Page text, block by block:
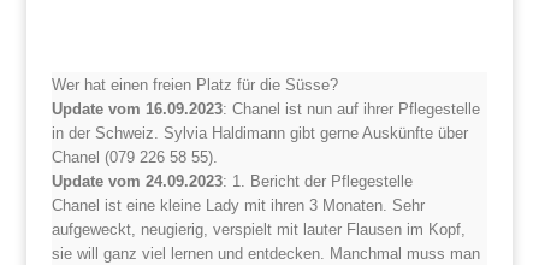
Wer hat einen freien Platz für die Süsse?
Update vom 16.09.2023: Chanel ist nun auf ihrer Pflegestelle
in der Schweiz. Sylvia Haldimann gibt gerne Auskünfte über
Chanel (079 226 58 55).
Update vom 24.09.2023: 1. Bericht der Pflegestelle
Chanel ist eine kleine Lady mit ihren 3 Monaten. Sehr
aufgeweckt, neugierig, verspielt mit lauter Flausen im Kopf,
sie will ganz viel lernen und entdecken. Manchmal muss man